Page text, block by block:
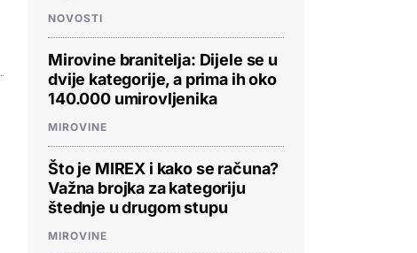
NOVOSTI
Mirovine branitelja: Dijele se u
dvije kategorije, a prima ih oko
140.000 umirovljenika
MIROVINE
Što je MIREX i kako se računa?
Važna brojka za kategoriju
štednje u drugom stupu
MIROVINE